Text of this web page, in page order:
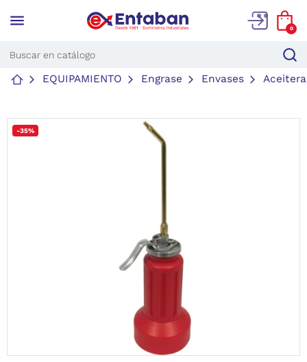
menu 0
EQUIPAMIENTO Engrase Envases
-35%